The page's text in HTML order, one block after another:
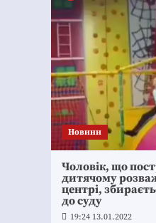
Новини
Чоловік, що
дитячому
центрі,
до суду
19:24 13.01.2022